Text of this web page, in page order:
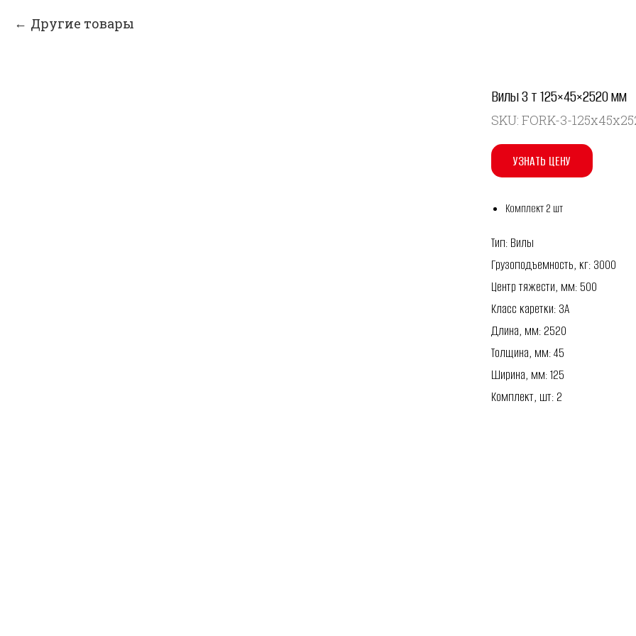
Другие товары
Вилы 3 т 125×45×2520 мм
SKU: FORK-3-
УЗНАТЬ ЦЕНУ
Комплект 2 шт
Тип: Вилы
Грузоподъемность, кг: 3000
Центр тяжести, мм: 500
Класс каретки: 3A
Длина, мм: 2520
Толщина, мм: 45
Ширина, мм: 125
Комплект, шт: 2